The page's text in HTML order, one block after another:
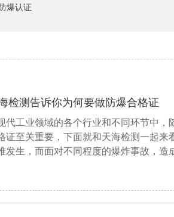
爆认证
检测告诉你为何要做防爆合格证
代工业领域的各个行业和不同环节中
证至关重要，下面就和天海检测一起
发生，而面对不同程度的爆炸事故，